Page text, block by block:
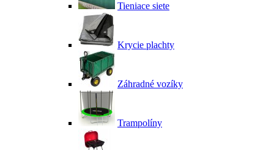
Tieniace siete
Krycie plachty
Záhradné vozíky
Trampolíny